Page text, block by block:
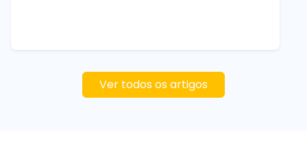
Ver todos os artigos